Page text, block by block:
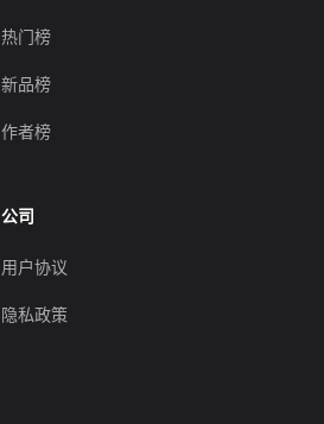
热门榜
新品榜
作者榜
公司
用户协议
隐私政策